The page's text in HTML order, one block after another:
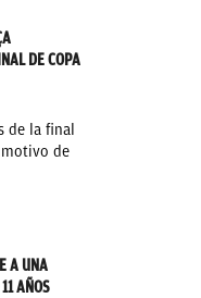
DE COPA
de la final
motivo de
A UNA
AÑOS